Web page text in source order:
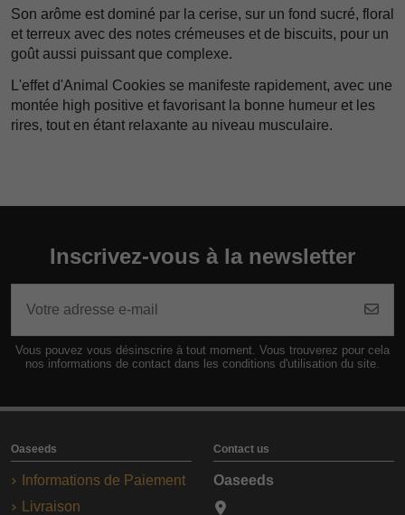
Son arôme est dominé par la cerise, sur un fond sucré, floral
et terreux avec des notes crémeuses et de biscuits, pour un
goût aussi puissant que complexe.
L'effet d'Animal Cookies se manifeste rapidement, avec une
montée high positive et favorisant la bonne humeur et les
rires, tout en étant relaxante au niveau musculaire.
Inscrivez-vous à la newsletter
Vous pouvez vous désinscrire à tout moment. Vous trouverez pour cela
nos informations de contact dans les conditions d'utilisation du site.
Oaseeds
Informations de Paiement
Livraison
Contact us
Oaseeds